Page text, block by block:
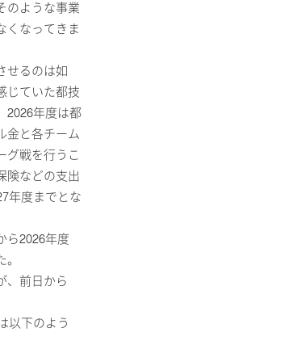
のような事業
くなってきま
せるのは如
じていた都技
2026年度は都
金と各チーム
グ戦を行うこ
険などの支出
年度までとな
ら2026年度
、前日から
以下のよう